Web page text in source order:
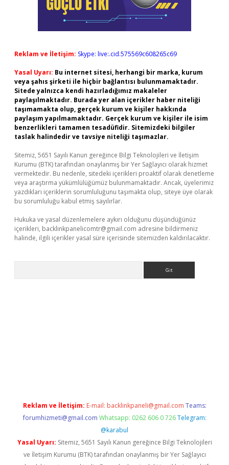
Reklam ve İletişim: Skype: live:.cid.575569c608265c69
Yasal Uyarı: Bu internet sitesi, herhangi bir marka, kurum
veya şahıs şirketi ile hiçbir bağlantısı bulunmamaktadır.
Sitede yalnızca kendi hazırladığımız makaleler
paylaşılmaktadır. Burada yer alan içerikler haber niteliği
taşımamakta olup, gerçek kurum ve kişiler hakkında
paylaşım yapılmamaktadır. Gerçek kurum ve kişiler ile isim
benzerlikleri tamamen tesadüfidir. Sitemizdeki bilgiler
taslak halindedir ve tavsiye niteliği taşımazlar.
Sitemiz, 5651 Sayılı Kanun gereğince Bilgi Teknolojileri ve İletişim
Kurumu (BTK) tarafından onaylanmış bir Yer Sağlayıcı olarak hizmet
vermektedir. Bu nedenle, sitedeki içerikleri proaktif olarak denetleme
veya araştırma yükümlülüğümüz bulunmamaktadır. Ancak, üyelerimiz
yazdıkları içeriklerin sorumluluğunu taşımakta olup, siteye üye olarak
bu sorumluluğu kabul etmiş sayılırlar.
Hukuka ve yasal düzenlemelere aykırı olduğunu düşündüğünüz
içerikleri, backlinkpanelicomtr@gmail.com adresine bildirmeniz
halinde, ilgili içerikler yasal süre içerisinde sitemizden kaldırılacaktır.
Reklam ve İletişim: E-mail: backlinkpaneli@gmail.com Teams:
forumhizmeti@gmail.com Whatsapp: 0262 606 0 726 Telegram:
@karabul
Yasal Uyarı: Sitemiz, 5651 Sayılı Kanun gereğince Bilgi Teknolojileri
ve İletişim Kurumu (BTK) tarafından onaylanmış bir Yer Sağlayıcı